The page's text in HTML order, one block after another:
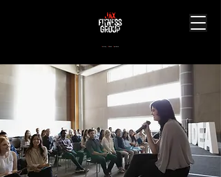
Journey. Achieve. Xperience.